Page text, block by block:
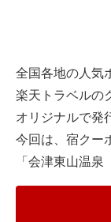
全国各地の人気
楽天トラベルの
オリジナルで発
今回は、宿クー
「会津東山温